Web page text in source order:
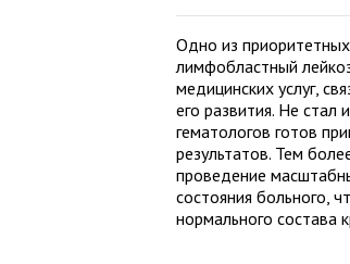
Одно из
лимфобластный
медицинских услуг,
его развития. Не стал
гематологов готов
результатов. Тем
проведение
состояния больного,
нормального состава